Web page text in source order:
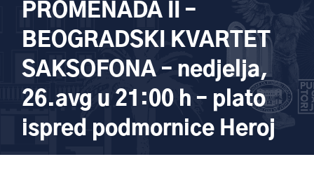
PROMENADA II –
BEOGRADSKI KVARTET
SAKSOFONA – nedjelja,
26.avg u 21:00 h – plato
ispred podmornice Heroj